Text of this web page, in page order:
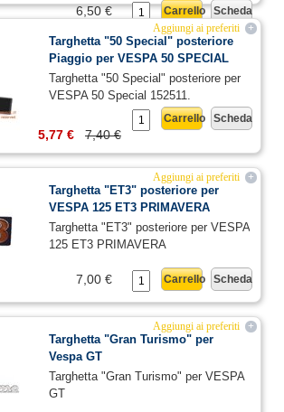
Scheda
Carrello
6,50 €
+
Aggiungi ai preferiti
Targhetta "50 Special" posteriore
Piaggio per VESPA 50 SPECIAL
Targhetta "50 Special" posteriore per
VESPA 50 Special 152511.
Scheda
Carrello
7,40 €
5,77 €
+
Aggiungi ai preferiti
Targhetta "ET3" posteriore per
VESPA 125 ET3 PRIMAVERA
Targhetta "ET3" posteriore per VESPA
125 ET3 PRIMAVERA
Scheda
Carrello
7,00 €
+
Aggiungi ai preferiti
Targhetta "Gran Turismo" per
Vespa GT
Targhetta "Gran Turismo" per VESPA
GT